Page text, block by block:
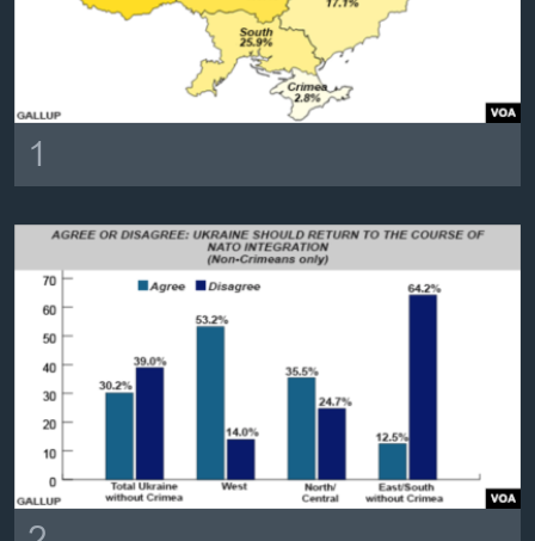
ວິທະຍາສາດ-ເທັກໂນໂລຈີ
ພາສາອັງກິດ
ວີດີໂອ
ລາຍການກະຈາຍສຽງ
ລາຍງານ
ພາສາຕ່າງໆ
1